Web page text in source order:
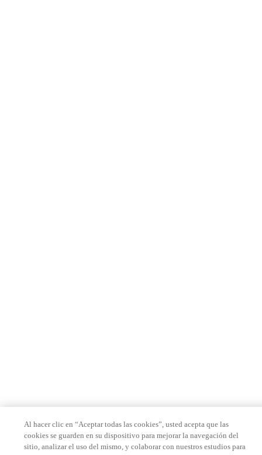
Al hacer clic en “Aceptar todas las cookies”, usted acepta que las
cookies se guarden en su dispositivo para mejorar la navegación del
sitio, analizar el uso del mismo, y colaborar con nuestros estudios para